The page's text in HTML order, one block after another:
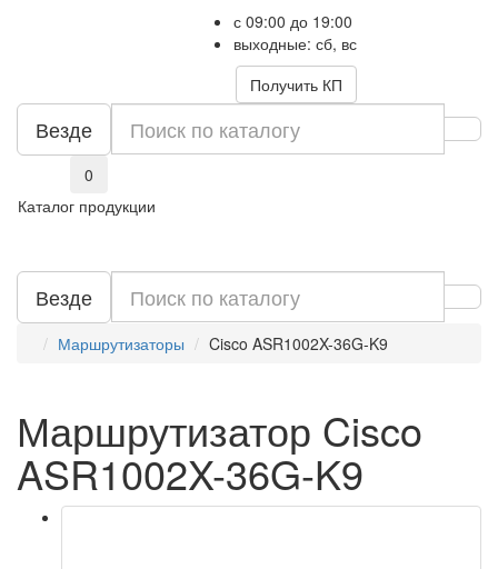
с 09:00 до 19:00
выходные: сб, вс
Получить КП
Везде
0
Каталог продукции
Везде
Маршрутизаторы Cisco ASR1002X-36G-K9
Маршрутизатор Cisco
ASR1002X-36G-K9